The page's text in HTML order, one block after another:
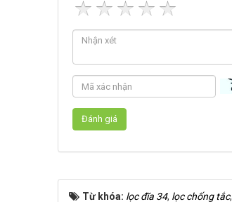
Từ khóa: lọc đĩa 34, lọc chống tắc,